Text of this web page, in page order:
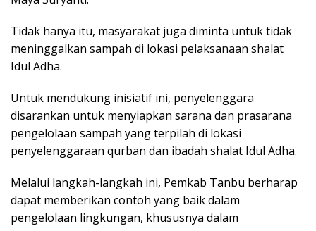
Tidak hanya itu, masyarakat juga diminta untuk tidak
meninggalkan sampah di lokasi pelaksanaan shalat
Idul Adha.
Untuk mendukung inisiatif ini, penyelenggara
disarankan untuk menyiapkan sarana dan prasarana
pengelolaan sampah yang terpilah di lokasi
penyelenggaraan qurban dan ibadah shalat Idul Adha.
Melalui langkah-langkah ini, Pemkab Tanbu berharap
dapat memberikan contoh yang baik dalam
pengelolaan lingkungan, khususnya dalam